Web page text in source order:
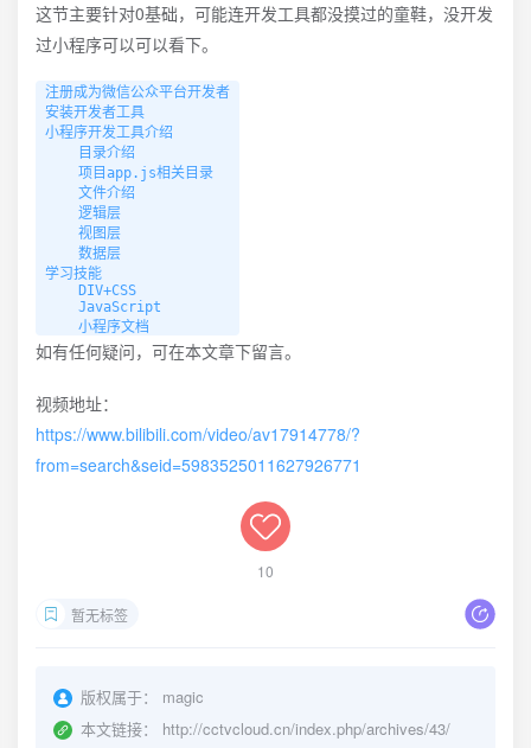
这节主要针对0基础，可能连开发工具都没摸过的童鞋，没开发
过小程序可以可以看下。
注册成为微信公众平台开发者
安装开发者工具
小程序开发工具介绍
    目录介绍
    项目app.js相关目录
    文件介绍
    逻辑层
    视图层
    数据层
学习技能
    DIV+CSS
    JavaScript
    小程序文档
如有任何疑问，可在本文章下留言。
视频地址：
https://www.bilibili.com/video/av17914778/?
from=search&seid=5983525011627926771
10
暂无标签
版权属于：
magic
本文链接：
http://cctvcloud.cn/index.php/archives/43/